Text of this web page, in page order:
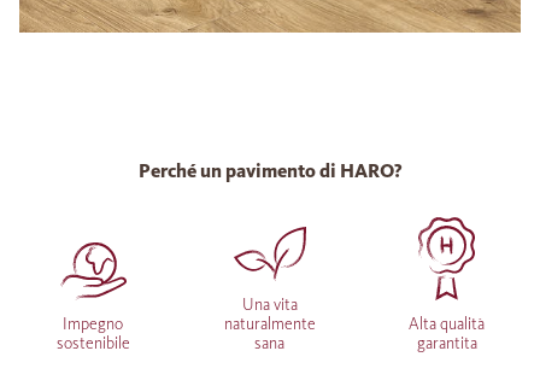
Perché un pavimento di HARO?
Impegno
sostenibile
Una vita
naturalmente
sana
Alta qualità
garantita